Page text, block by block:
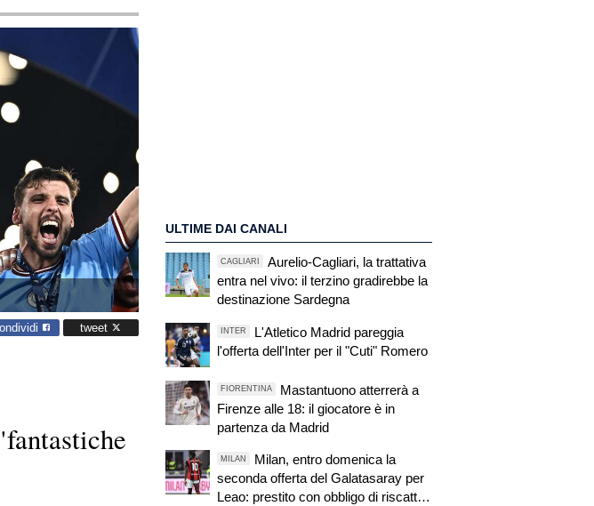
tweet
ULTIME DAI CANALI
CAGLIARI
Aurelio-Cagliari, la trattativa
entra nel vivo: il terzino gradirebbe la
destinazione Sardegna
INTER
L'Atletico Madrid pareggia
l'offerta dell'Inter per il "Cuti" Romero
FIORENTINA
Mastantuono atterrerà a
Firenze alle 18: il giocatore è in
partenza da Madrid
MILAN
Milan, entro domenica la
seconda offerta del Galatasaray per
Leao: prestito con obbligo di riscatto